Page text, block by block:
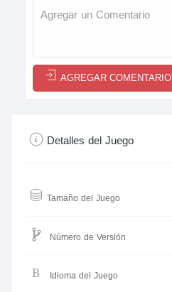
AGREGAR COMENTARIO
Detalles del Juego
Tamaño del Juego
Número de Versión
Idioma del Juego